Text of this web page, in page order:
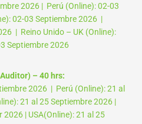
2026 | Perú (Online): 02-03
02-03 Septiembre 2026 |
| Reino Unido – UK (Online):
Septiembre 2026
– 40 hrs:
2026 | Perú (Online): 21 al
21 al 25 Septiembre 2026 |
| USA(Online): 21 al 25